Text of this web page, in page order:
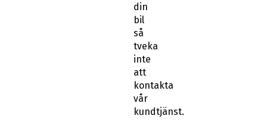
din
bil
så
tveka
inte
att
kontakta
vår
kundtjänst.